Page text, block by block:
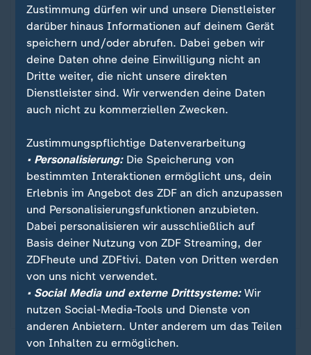
Für die Darstellung von ZDFheute Infografiken
nutzen wir die Software von Datawrapper. Erst
wenn Sie hier klicken, werden die Grafiken
nachgeladen. Ihre IP-Adresse wird dabei an
externe Server von Datawrapper übertragen.
Über den Datenschutz von Datawrapper
informieren. Um Ihre künftigen Besuche zu
erleichtern, speichern wir Ihre Zustimmung in
denDatenschutzeinstellungen. Ihre
Zustimmung können Sie im Bereich „Meine
News“ jederzeit widerrufen.
Infografiken anzeigen
Datenschutzeinstellungen anpassen
Zustimmung dürfen wir und unsere Dienstleister
darüber hinaus Informationen auf deinem Gerät
speichern und/oder abrufen. Dabei geben wir
deine Daten ohne deine Einwilligung nicht an
Dritte weiter, die nicht unsere direkten
Dienstleister sind. Wir verwenden deine Daten
auch nicht zu kommerziellen Zwecken.
Zustimmungspflichtige Datenverarbeitung
• Personalisierung:Die Speicherung von
bestimmten Interaktionen ermöglicht uns, dein
Erlebnis im Angebot des ZDF an dich anzupassen
und Personalisierungsfunktionen anzubieten.
Dabei personalisieren wir ausschließlich auf
Basis deiner Nutzung von ZDF Streaming, der
ZDFheute und ZDFtivi. Daten von Dritten werden
von uns nicht verwendet.
• Social Media und externe Drittsysteme:Wir
nutzen Social-Media-Tools und Dienste von
anderen Anbietern. Unter anderem um das Teilen
von Inhalten zu ermöglichen.